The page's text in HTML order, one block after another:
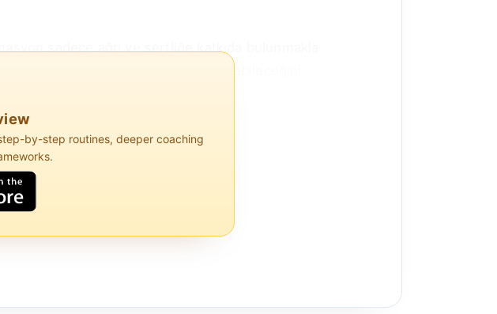
sadece ağrı ve sertliğe katkıda bulunmakla
inflamatuar süreçleri kötüleştirebileceğini
by-step routines, deeper coaching